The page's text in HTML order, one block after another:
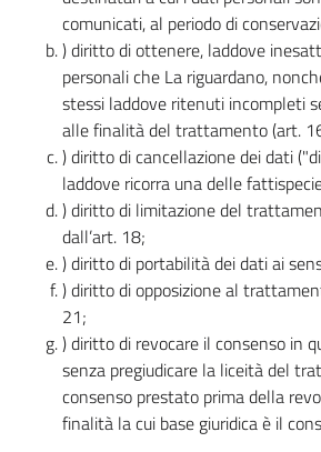
comunicati, al periodo di
) diritto di ottenere, laddove
personali che La riguardano,
stessi laddove ritenuti incompleti
alle finalità del trattamento (art.
) diritto di cancellazione dei dati
laddove ricorra una delle
) diritto di limitazione del
dall’art. 18;
) diritto di portabilità dei dati ai
) diritto di opposizione al
21;
) diritto di revocare il consenso in
senza pregiudicare la liceità del
consenso prestato prima della
finalità la cui base giuridica è il